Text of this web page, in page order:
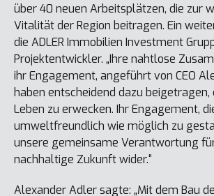
über 40 neuen Arbeitsplätzen, die zur
Vitalität der Region beitragen. Ein
die ADLER Immobilien Investment
Projektentwickler. „Ihre nahtlose
ihr Engagement, angeführt von CEO
haben entscheidend dazu beigetragen,
Leben zu erwecken. Ihr Engagement,
umweltfreundlich wie möglich zu
unsere gemeinsame Verantwortung
nachhaltige Zukunft wider.“
Alexander Adler sagte: „Mit dem Bau